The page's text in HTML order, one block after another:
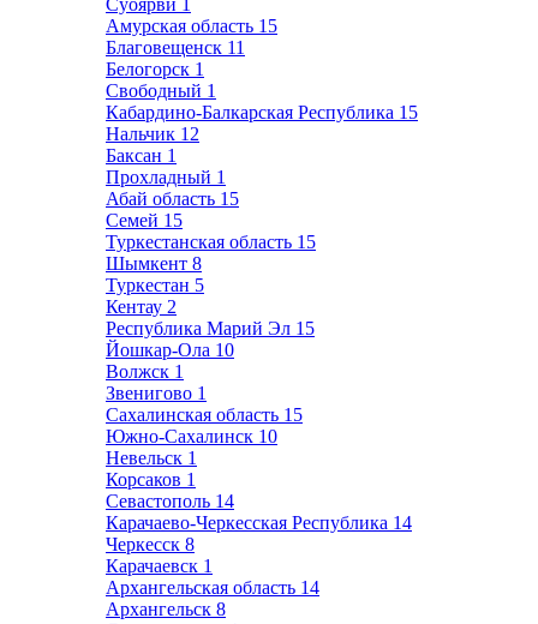
Суоярви 1
Амурская область 15
Благовещенск 11
Белогорск 1
Свободный 1
Кабардино-Балкарская Республика 15
Нальчик 12
Баксан 1
Прохладный 1
Абай область 15
Семей 15
Туркестанская область 15
Шымкент 8
Туркестан 5
Кентау 2
Республика Марий Эл 15
Йошкар-Ола 10
Волжск 1
Звенигово 1
Сахалинская область 15
Южно-Сахалинск 10
Невельск 1
Корсаков 1
Севастополь 14
Карачаево-Черкесская Республика 14
Черкесск 8
Карачаевск 1
Архангельская область 14
Архангельск 8